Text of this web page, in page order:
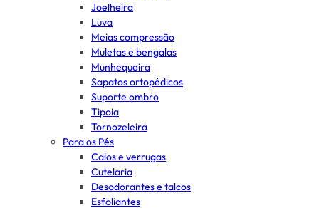
Joelheira
Luva
Meias compressão
Muletas e bengalas
Munhequeira
Sapatos ortopédicos
Suporte ombro
Tipoia
Tornozeleira
Para os Pés
Calos e verrugas
Cutelaria
Desodorantes e talcos
Esfoliantes